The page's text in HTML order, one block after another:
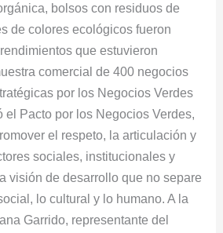
bolsos con residuos de
de colores ecológicos fueron
que estuvieron
comercial de 400 negocios
por los Negocios Verdes
el Pacto por los Negocios Verdes,
el respeto, la articulación y
sociales, institucionales y
visión de desarrollo que no separe
lo cultural y lo humano. A la
Garrido, representante del